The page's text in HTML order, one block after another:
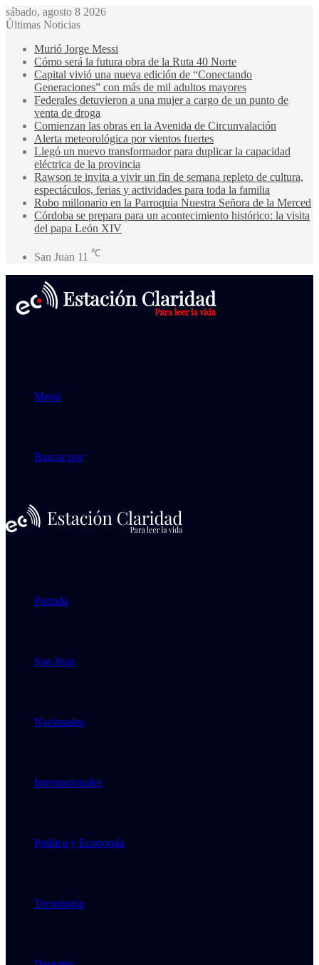
sábado, agosto 8 2026
Últimas Noticias
Murió Jorge Messi
Cómo será la futura obra de la Ruta 40 Norte
Capital vivió una nueva edición de “Conectando
Generaciones” con más de mil adultos mayores
Federales detuvieron a una mujer a cargo de un punto de
venta de droga
Comienzan las obras en la Avenida de Circunvalación
Alerta meteorológica por vientos fuertes
Llegó un nuevo transformador para duplicar la capacidad
eléctrica de la provincia
Rawson te invita a vivir un fin de semana repleto de cultura,
espectáculos, ferias y actividades para toda la familia
Robo millonario en la Parroquia Nuestra Señora de la Merced
Córdoba se prepara para un acontecimiento histórico: la visita
del papa León XIV
San Juan 11 ℃
Menú
Buscar por
Portada
San Juan
Nacionales
Internacionales
Política y Economía
Tecnología